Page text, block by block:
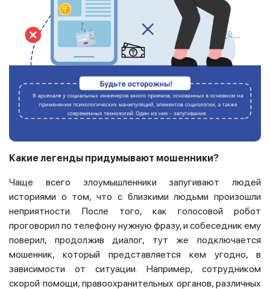
Какие легенды придумывают мошенники?
Чаще всего злоумышленники запугивают людей
историями о том, что с близкими людьми произошли
неприятности. После того, как голосовой робот
проговорил по телефону нужную фразу, и собеседник ему
поверил, продолжив диалог, тут же подключается
мошенник, который представляется кем угодно, в
зависимости от ситуации. Например, сотрудником
скорой помощи, правоохранительных органов, различных